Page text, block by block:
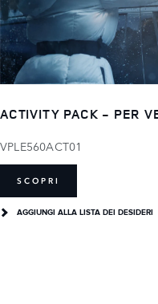
ACTIVITY PACK - PER
VPLE560ACT01
SCOPRI
AGGIUNGI ALLA LISTA DEI DESIDERI